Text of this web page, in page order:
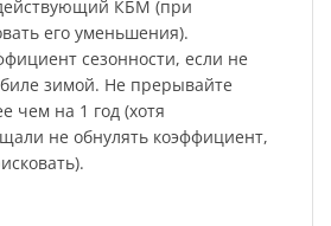
КБМ (при
его уменьшения).
сезонности, если не
зимой. Не прерывайте
чем на 1 год (хотя
не обнулять коэффициент,